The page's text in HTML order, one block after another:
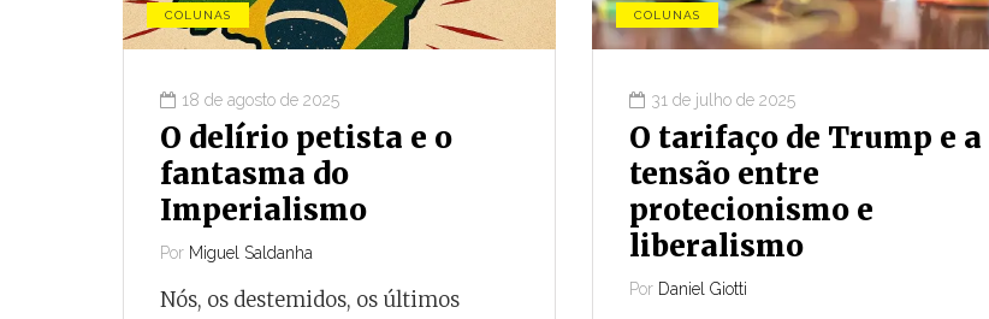
COLUNAS
18 de agosto de 2025
O delírio petista e o
fantasma do
Imperialismo
Por Miguel Saldanha
Nós, os destemidos, os últimos
COLUNAS
31 de julho de 2025
O tarifaço de Trump e a
tensão entre
protecionismo e
liberalismo
Por Daniel Giotti